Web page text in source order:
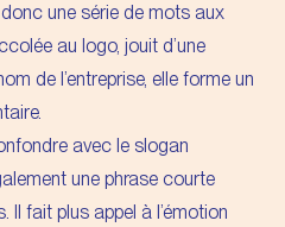
une série de mots aux
au logo, jouit d’une
de l’entreprise, elle forme un
avec le slogan
une phrase courte
Il fait plus appel à l’émotion